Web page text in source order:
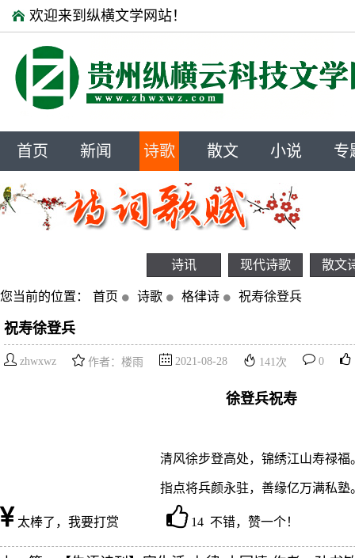
欢迎来到纵横文学网站！
首页 新闻 诗歌 散文 小说 专
诗讯 现代诗歌 散文
您当前的位置： 首页 诗歌 格律诗 祝寿徐登兵
祝寿徐登兵
zhwxwz 作者：楼雨 2021-08-28 141次 0
徐登兵祝寿
清风徐步登高处，锦绣江山寿禄福
指点将兵颜永驻，善缘亿万满私塾
太棒了，我要打赏 14 不错，赞一个！